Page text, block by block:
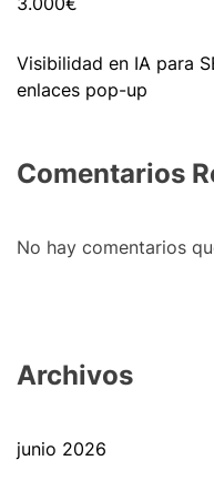
Visibilidad en IA para
enlaces pop-up
Comentarios
No hay comentarios
Archivos
junio 2026